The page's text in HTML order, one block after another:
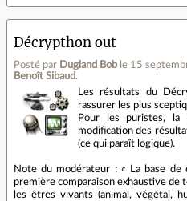
Décrypthon out
Posté par Dugland Bob le 15
Benoît Sibaud.
Les résultats du
rassurer les plus
Pour les puristes, la
modification des
(ce qui paraît logique).
Note du modérateur : « La base
première comparaison exhaustive de
les êtres vivants (animal, végétal,